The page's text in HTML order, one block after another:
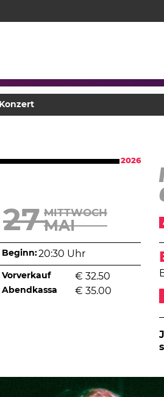
Konzert
2026
27 MITTWOCH
MAI
Beginn:20:30 Uhr
Vorverkauf € 32.50
Abendkassa € 35.00